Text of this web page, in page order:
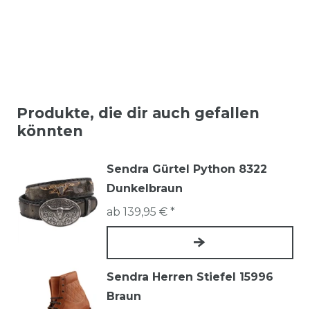
Produkte, die dir auch gefallen
könnten
Sendra Gürtel Python 8322
Dunkelbraun
ab 139,95 € *
Sendra Herren Stiefel 15996
Braun